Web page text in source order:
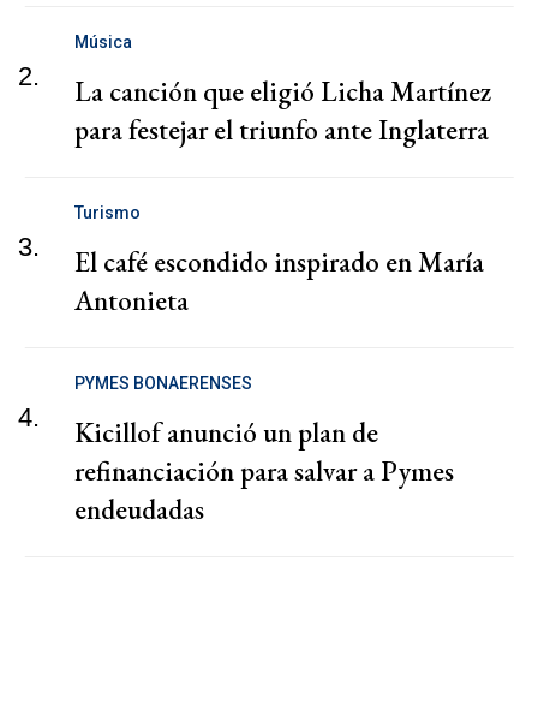
2.
Música
La canción que eligió Licha Martínez
para festejar el triunfo ante Inglaterra
3.
Turismo
El café escondido inspirado en María
Antonieta
4.
PYMES BONAERENSES
Kicillof anunció un plan de
refinanciación para salvar a Pymes
endeudadas